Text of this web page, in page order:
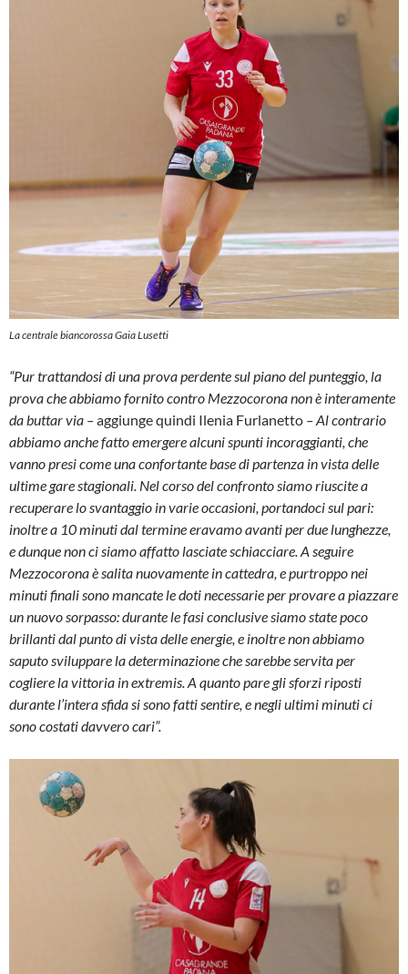
La centrale biancorossa Gaia Lusetti
“Pur trattandosi di una prova perdente sul piano del punteggio, la
prova che abbiamo fornito contro Mezzocorona non è interamente
da buttar via –aggiunge quindi Ilenia Furlanetto – Al contrario
abbiamo anche fatto emergere alcuni spunti incoraggianti, che
vanno presi come una confortante base di partenza in vista delle
ultime gare stagionali. Nel corso del confronto siamo riuscite a
recuperare lo svantaggio in varie occasioni, portandoci sul pari:
inoltre a 10 minuti dal termine eravamo avanti per due lunghezze,
e dunque non ci siamo affatto lasciate schiacciare. A seguire
Mezzocorona è salita nuovamente in cattedra, e purtroppo nei
minuti finali sono mancate le doti necessarie per provare a piazzare
un nuovo sorpasso: durante le fasi conclusive siamo state poco
brillanti dal punto di vista delle energie, e inoltre non abbiamo
saputo sviluppare la determinazione che sarebbe servita per
cogliere la vittoria in extremis. A quanto pare gli sforzi riposti
durante l’intera sfida si sono fatti sentire, e negli ultimi minuti ci
sono costati davvero cari”.